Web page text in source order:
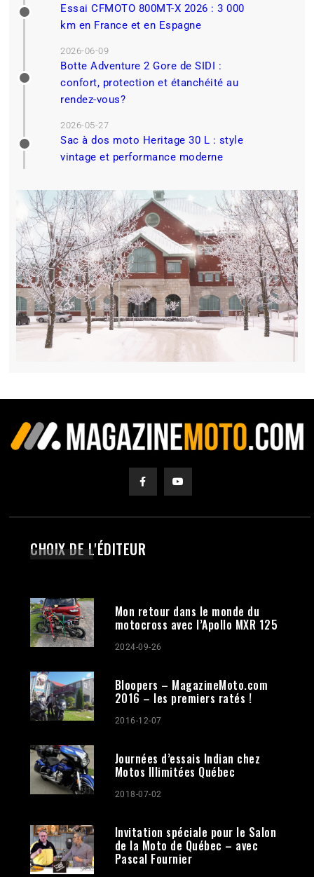
Essai CFMOTO 800MT-X 2026 : 3 000
km en France et en Espagne
2026-06-09
Botte Adventure 2 Gore de SIDI :
confort, protection et étanchéité au
rendez-vous?
2026-05-27
Sac à dos moto Heritage 30 L : style
vintage et performance moderne
CHOIX DE L'ÉDITEUR
Mon retour dans le monde du
motocross avec l’Apollo MXR 125
2024-09-26
Bloopers – MagazineMoto.com
2016 – les premiers ratés !
2016-12-07
Journées d’essais Indian chez
Motos Illimitées Québec
2018-07-02
Invitation spéciale pour le Salon
de la Moto de Québec – avec
Pascal Fournier